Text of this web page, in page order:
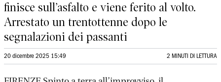
finisce sull’asfalto e viene ferito al volto.
Arrestato un trentottenne dopo le
segnalazioni dei passanti
20 dicembre 2025 15:49 2 MINUTI DI LETTURA